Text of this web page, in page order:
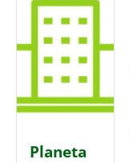
Planeta